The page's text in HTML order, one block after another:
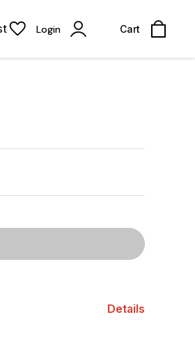
Login Cart
Details